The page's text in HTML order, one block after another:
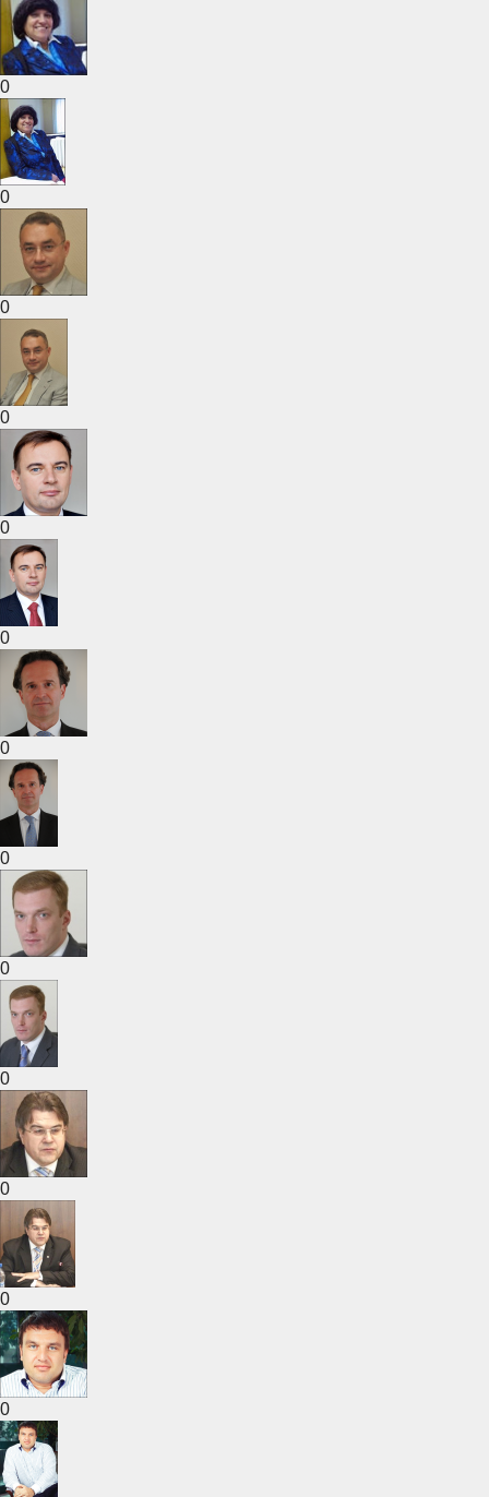
0
0
0
0
0
0
0
0
0
0
0
0
0